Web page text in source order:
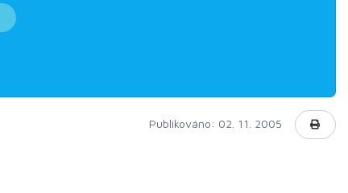
Publikováno: 02. 11. 2005